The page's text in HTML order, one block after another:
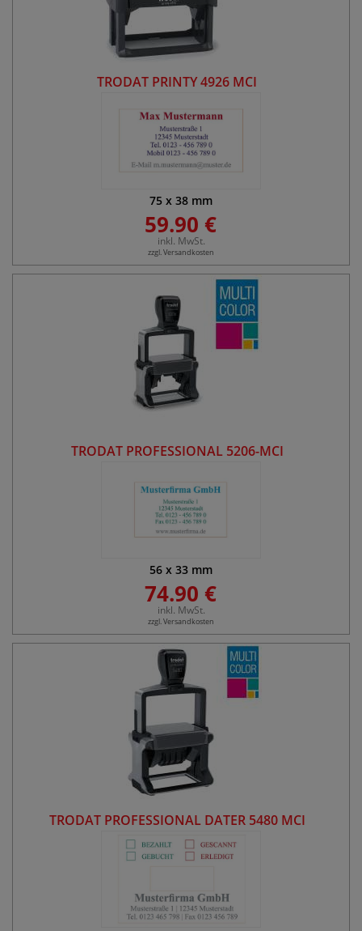
TRODAT PRINTY 4926 MCI
75 x 38 mm
59.90 €
inkl. MwSt.
zzgl. Versandkosten
TRODAT PROFESSIONAL 5206-MCI
56 x 33 mm
74.90 €
inkl. MwSt.
zzgl. Versandkosten
TRODAT PROFESSIONAL DATER 5480 MCI